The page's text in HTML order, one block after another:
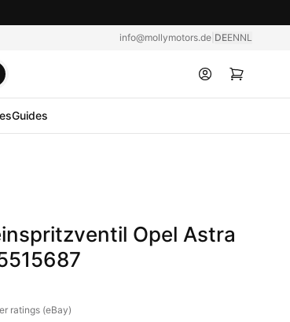
info@mollymotors.de DEENNL
Guides
Opel Astra
ratings (eBay)